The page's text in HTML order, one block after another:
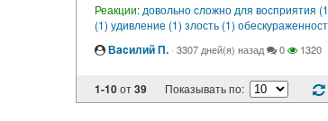
Реакции: довольно сложно для восприятия
(1) удивление (1) злость (1)
Вacилий П. · 3307 дней(я) назад 0 1320
1-10от39 Показывать по: